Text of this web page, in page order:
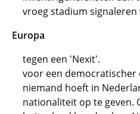
vroeg stadium
Europa
tegen een 'Nexit'.
voor een democratischer
niemand hoeft in
nationaliteit op te geven.